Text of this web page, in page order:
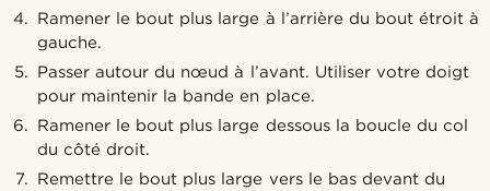
Ramener le bout plus large à l’arrière du bout étroit à
gauche.
Passer autour du nœud à l’avant. Utiliser votre doigt
pour maintenir la bande en place.
Ramener le bout plus large dessous la boucle du col
du côté droit.
Remettre le bout plus large vers le bas devant du